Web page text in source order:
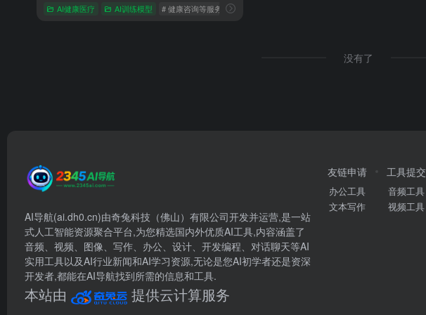
AI健康医疗 AI训练模型 # 健康咨询等服务. # 智能诊断
没有了
AI导航(ai.dh0.cn)由奇兔科技（佛山）有限公司开发并运营,是一站
式人工智能资源聚合平台,为您精选国内外优质AI工具,内容涵盖了
音频、视频、图像、写作、办公、设计、开发编程、对话聊天等AI
实用工具以及AI行业新闻和AI学习资源,无论是您AI初学者还是资深
开发者,都能在AI导航找到所需的信息和工具.
本站由 提供云计算服务
友链申请
办公工具
文本写作
工具提交
音频工具
视频工具